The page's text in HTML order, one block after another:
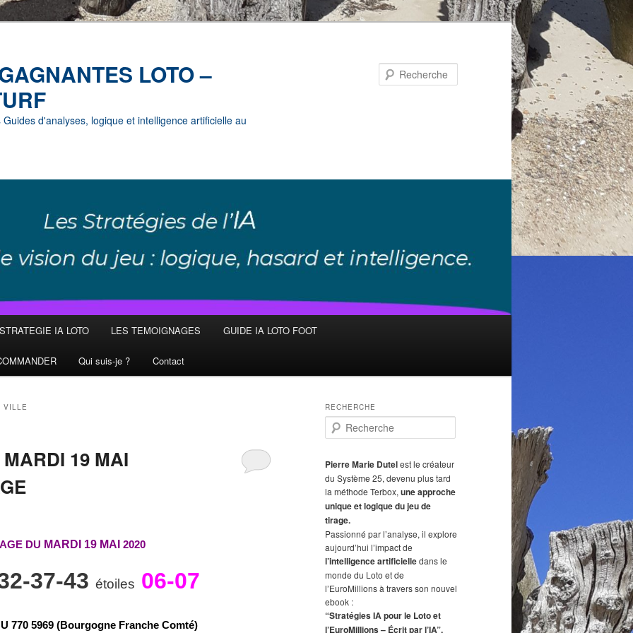
LOTO –
d'analyses, logique et intelligence artificielle au
STRATEGIE IA LOTO LES TEMOIGNAGES GUIDE IA LOTO FOOT
Qui suis-je ? Contact
VILLE
19 MAI
DU MARDI 19 MAI 2020
37-43 étoiles 06-07
U 770 5969 (Bourgogne Franche Comté)
RECHERCHE
e
h
e
r
c
h
e
Pierre Marie Dutelest le créateur
du Système 25, devenu plus tard
la méthode Terbox, une approche
unique et logique du jeu de
tirage.
Passionné par l’analyse, il explore
aujourd’hui l’impact de
l’intelligence artificielledans le
monde du Loto et de
l’EuroMillions à travers son nouvel
ebook :
“Stratégies IA pour le Loto et
l’EuroMillions – Écrit par l’IA”.